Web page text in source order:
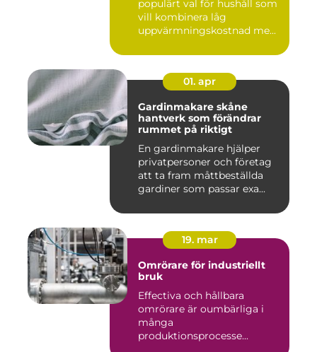
populärt val för hushåll som
vill kombinera låg
uppvärmningskostnad me...
01. apr
Gardinmakare skåne
hantverk som förändrar
rummet på riktigt
En gardinmakare hjälper
privatpersoner och företag
att ta fram måttbeställda
gardiner som passar exa...
19. mar
Omrörare för industriellt
bruk
Effectiva och hållbara
omrörare är oumbärliga i
många
produktionsprocesse...